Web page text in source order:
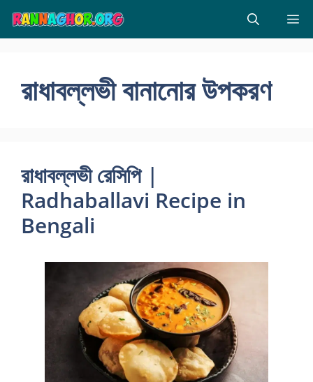
Skip
content
রাধাবল্লভী বানানোর উপকরণ
রাধাবল্লভী রেসিপি |
Radhaballavi Recipe in
Bengali